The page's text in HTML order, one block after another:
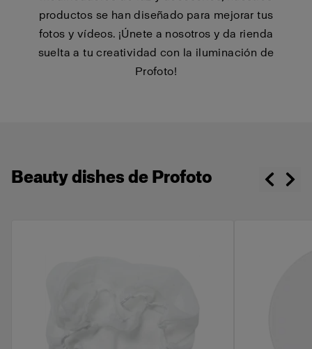
productos se han diseñado para mejorar tus
fotos y vídeos. ¡Únete a nosotros y da rienda
suelta a tu creatividad con la iluminación de
Profoto!
Beauty dishes de Profoto